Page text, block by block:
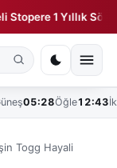
1 Yıllık Sözleşme!
05:28Öğle12:43
Togg Hayali